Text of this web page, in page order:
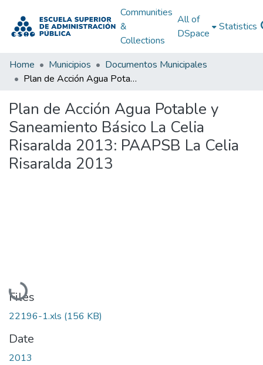
Communities
&
Collections
All of
DSpace
Statistics
Home Municipios
Documentos Municipales
Plan de Acción Agua Potable y Saneamiento Básico La Celia Risaralda 2013: PAAPSB La Celia Risaralda 2013
Plan de Acción Agua Potable y
Saneamiento Básico La Celia
Risaralda 2013: PAAPSB La Celia
Risaralda 2013
Loading...
Files
22196-1.xls (156 KB)
Date
2013